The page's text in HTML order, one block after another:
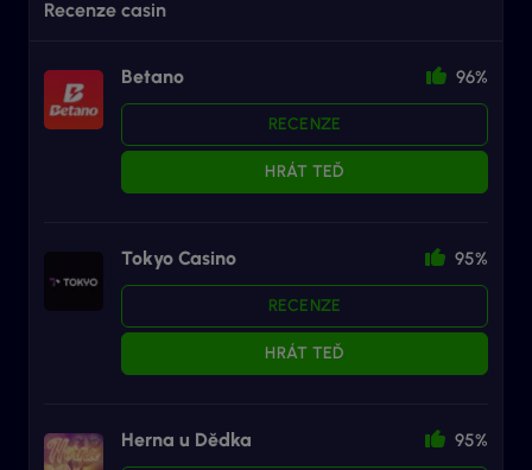
Recenze casin
Betano 96%
RECENZE
HRÁT TEĎ
Tokyo Casino 95%
RECENZE
HRÁT TEĎ
Herna u Dědka 95%